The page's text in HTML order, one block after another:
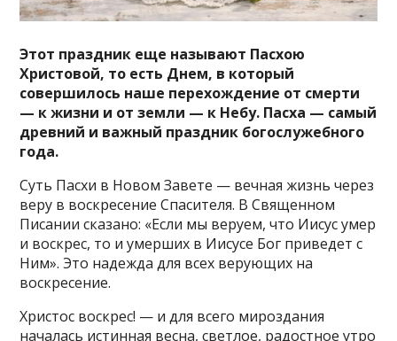
Этот праздник еще называют Пасхою
Христовой, то есть Днем, в который
совершилось наше перехождение от смерти
— к жизни и от земли — к Небу. Пасха — самый
древний и важный праздник богослужебного
года.
Суть Пасхи в Новом Завете — вечная жизнь через
веру в воскресение Спасителя. В Священном
Писании сказано: «Если мы веруем, что Иисус умер
и воскрес, то и умерших в Иисусе Бог приведет с
Ним». Это надежда для всех верующих на
воскресение.
Христос воскрес! — и для всего мироздания
началась истинная весна, светлое, радостное утро